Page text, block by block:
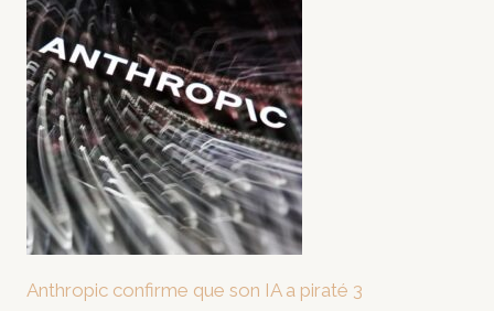
Anthropic confirme que son IA a piraté 3